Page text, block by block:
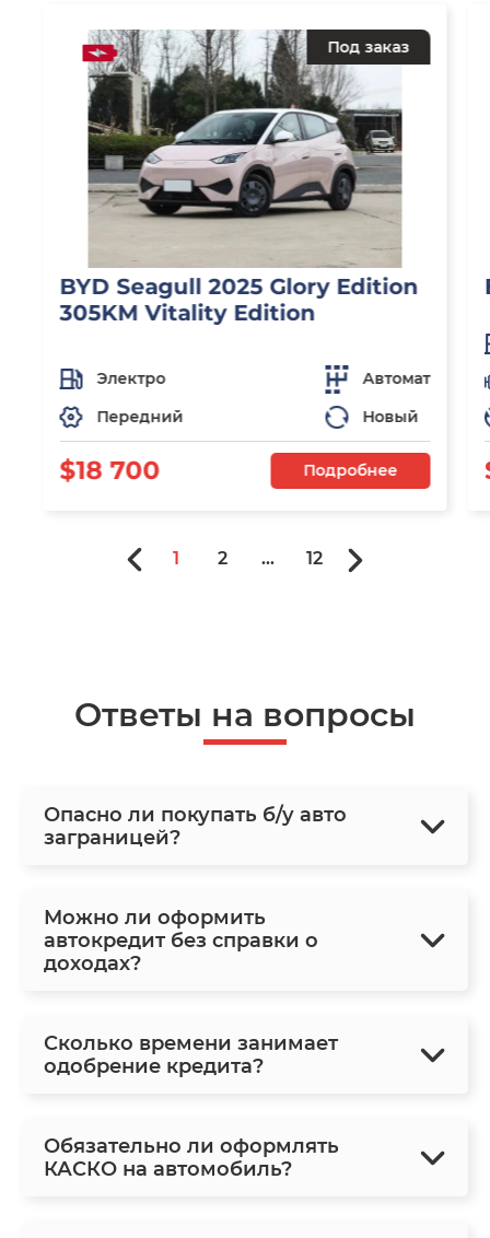
Под заказ
BYD Seagull 2025 Glory Edition
305KM Vitality Edition
Электро
Автомат
Передний
Новый
$18 700 Подробнее
1 2 ... 12
Ответы на вопросы
Опасно ли покупать б/у авто
заграницей?
Можно ли оформить
автокредит без справки о
доходах?
Сколько времени занимает
одобрение кредита?
Обязательно ли оформлять
КАСКО на автомобиль?